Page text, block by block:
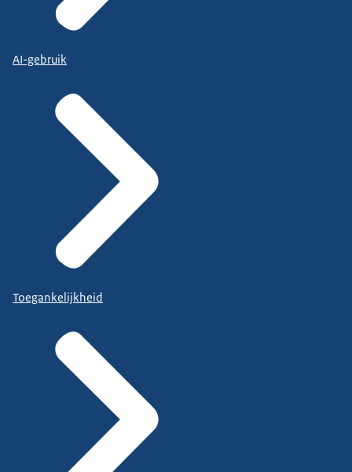
AI-gebruik
Toegankelijkheid